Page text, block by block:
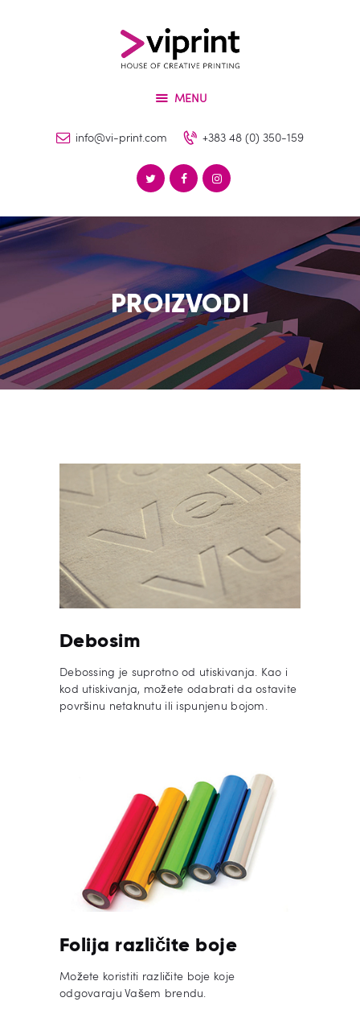
MENU
info@vi-print.com +383 48 (0) 350-159
PROIZVODI
VIPRINT
Proizvodi
Kontakt
Debosim
Debossing je suprotno od utiskivanja. Kao i
kod utiskivanja, možete odabrati da ostavite
površinu netaknutu ili ispunjenu bojom.
Folija različite boje
Možete koristiti različite boje koje
odgovaraju Vašem brendu.